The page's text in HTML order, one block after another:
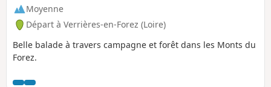
Moyenne
Départ à Verrières-en-Forez (Loire)
Belle balade à travers campagne et forêt dans les Monts du
Forez.